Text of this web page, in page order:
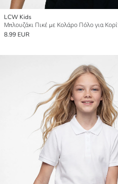
LCW Kids
Μπλουζάκι Πικέ με Κολάρο Πόλο για
8.99 EUR